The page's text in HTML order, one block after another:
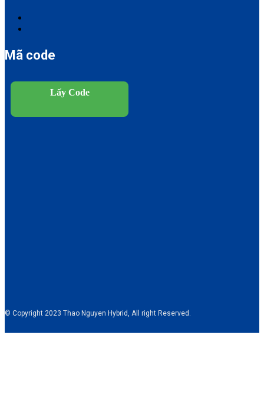
Mã code
Lấy Code
© Copyright 2023 Thao Nguyen Hybrid, All right Reserved.